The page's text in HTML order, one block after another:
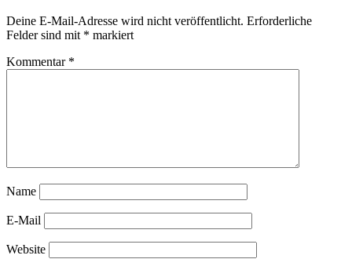
Deine E-Mail-Adresse wird nicht veröffentlicht. Erforderliche
Felder sind mit * markiert
Kommentar *
Name
E-Mail
Website